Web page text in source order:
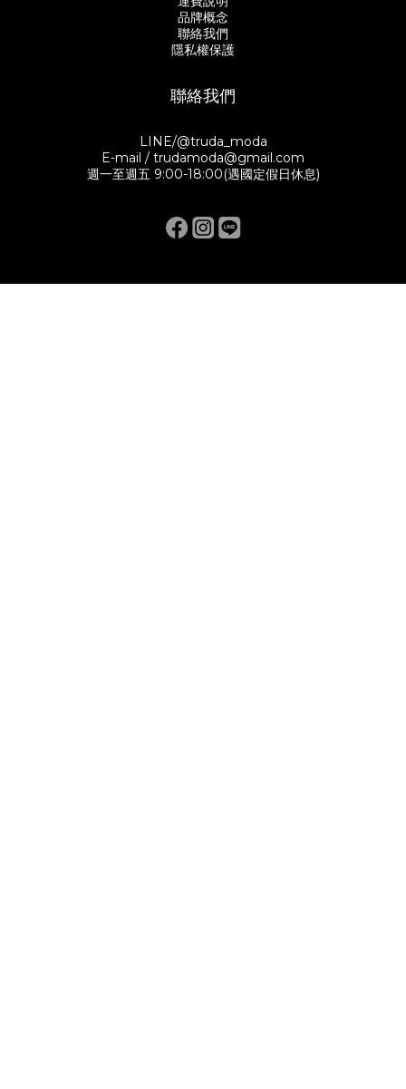
品牌概念
聯絡我們
隱私權保護
聯絡我們
LINE/@truda_moda
E-mail / trudamoda@gmail.com
週一至週五 9:00-18:00(遇國定假日休息)